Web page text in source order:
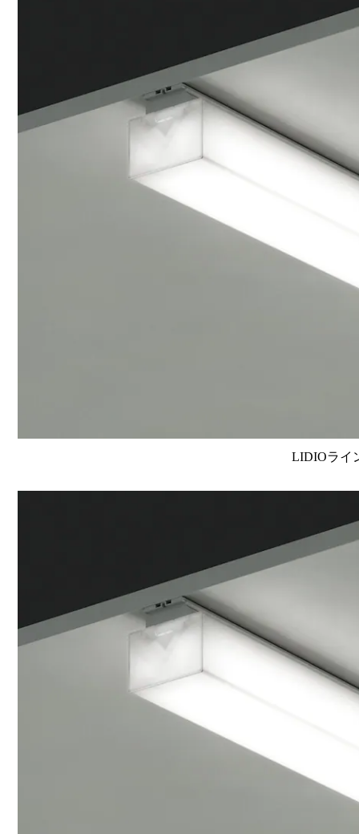
LIDIOライ